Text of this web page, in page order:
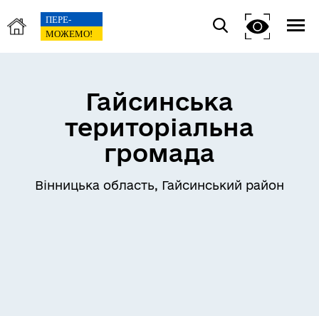
Гайсинська
територіальна
громада
Вінницька область, Гайсинський район